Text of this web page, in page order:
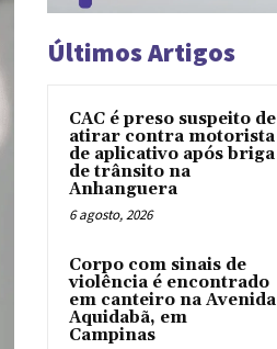
Últimos Artigos
CAC é preso suspeito de
atirar contra motorista
de aplicativo após briga
de trânsito na
Anhanguera
6 agosto, 2026
Corpo com sinais de
violência é encontrado
em canteiro na Avenida
Aquidabã, em
Campinas